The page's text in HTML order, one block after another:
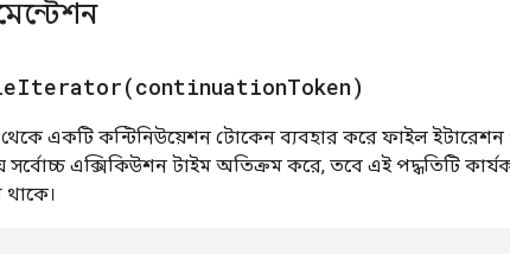
continuationToken)
থেকে একটি কন্টিনিউয়েশন টোকেন ব্যবহার করে ফাইল
সর্বোচ্চ এক্সিকিউশন টাইম অতিক্রম করে, তবে এই পদ্ধতিটি
থাকে।